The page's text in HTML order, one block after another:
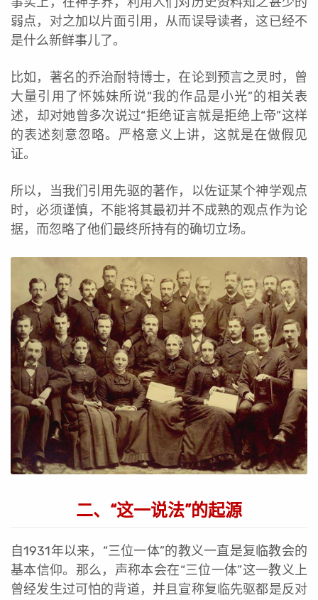
弱点，对之加以片面引用，从而误导读者，这已经不
是什么新鲜事儿了。
比如，著名的乔治耐特博士，在论到预言之灵时，曾
大量引用了怀姊妹所说“我的作品是小光”的相关表
述，却对她曾多次说过“拒绝证言就是拒绝上帝”这样
的表述刻意忽略。严格意义上讲，这就是在做假见
证。
所以，当我们引用先驱的著作，以佐证某个神学观点
时，必须谨慎，不能将其最初并不成熟的观点作为论
据，而忽略了他们最终所持有的确切立场。
二、“这一说法”的起源
自1931年以来，“三位一体”的教义一直是复临教会的
基本信仰。那么，声称本会在“三位一体”这一教义上
曾经发生过可怕的背道，并且宣称复临先驱都是反对